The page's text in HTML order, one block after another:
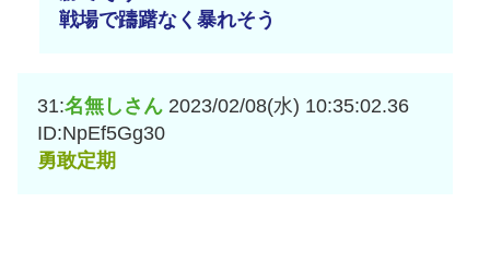
戦場で躊躇なく暴れそう
31:名無しさん 2023/02/08(水) 10:35:02.36
ID:NpEf5Gg30
勇敢定期